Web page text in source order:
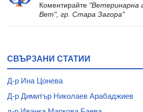
Коментирайте "Ветеринарна
Вет", гр. Стара Загора"
СВЪРЗАНИ СТАТИИ
Д-р Ина Цонева
Д-р Димитър Николаев Арабаджиев